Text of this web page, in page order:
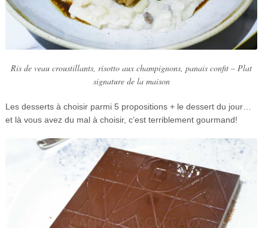
Ris de veau croustillants, risotto aux champignons, panais confit – Plat
signature de la maison
Les desserts à choisir parmi 5 propositions + le dessert du jour…
et là vous avez du mal à choisir, c’est terriblement gourmand!